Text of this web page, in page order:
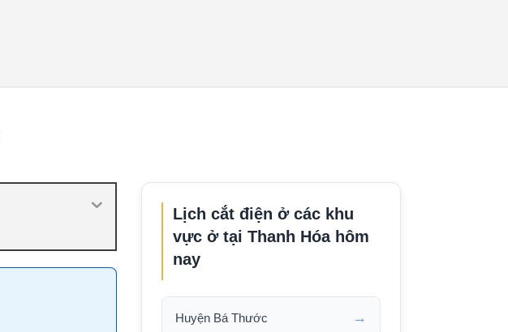
Lịch cắt điện ở các khu
vực ở tại Thanh Hóa hôm
nay
Huyện Bá Thước →